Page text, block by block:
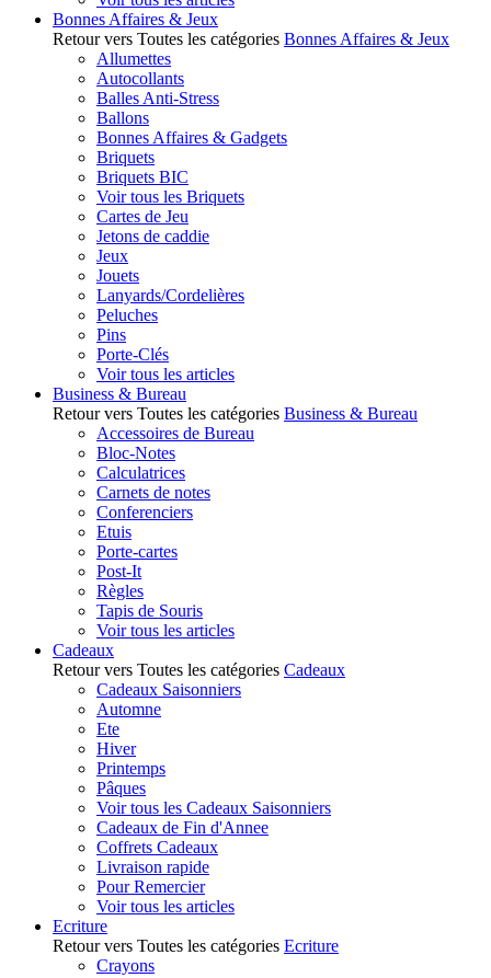
Bonnes Affaires & Jeux
Retour vers Toutes les catégories Bonnes Affaires & Jeux
Allumettes
Autocollants
Balles Anti-Stress
Ballons
Bonnes Affaires & Gadgets
Briquets
Briquets BIC
Voir tous les Briquets
Cartes de Jeu
Jetons de caddie
Jeux
Jouets
Lanyards/Cordelières
Peluches
Pins
Porte-Clés
Voir tous les articles
Business & Bureau
Retour vers Toutes les catégories Business & Bureau
Accessoires de Bureau
Bloc-Notes
Calculatrices
Carnets de notes
Conferenciers
Etuis
Porte-cartes
Post-It
Règles
Tapis de Souris
Voir tous les articles
Cadeaux
Retour vers Toutes les catégories Cadeaux
Cadeaux Saisonniers
Automne
Ete
Hiver
Printemps
Pâques
Voir tous les Cadeaux Saisonniers
Cadeaux de Fin d'Annee
Coffrets Cadeaux
Livraison rapide
Pour Remercier
Voir tous les articles
Ecriture
Retour vers Toutes les catégories Ecriture
Crayons